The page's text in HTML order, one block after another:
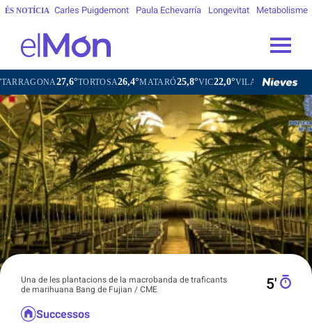
ÉS NOTÍCIA Carles Puigdemont Paula Echevarría Longevitat Metabolisme
27,6°TORTOSA26,4°MATARÓ25,8°VIC22,0°VILAFRANCA DEL PENEDÈS
Una de les plantacions de la macrobanda de traficants
de marihuana Bang de Fujian / CME
5′
Successos